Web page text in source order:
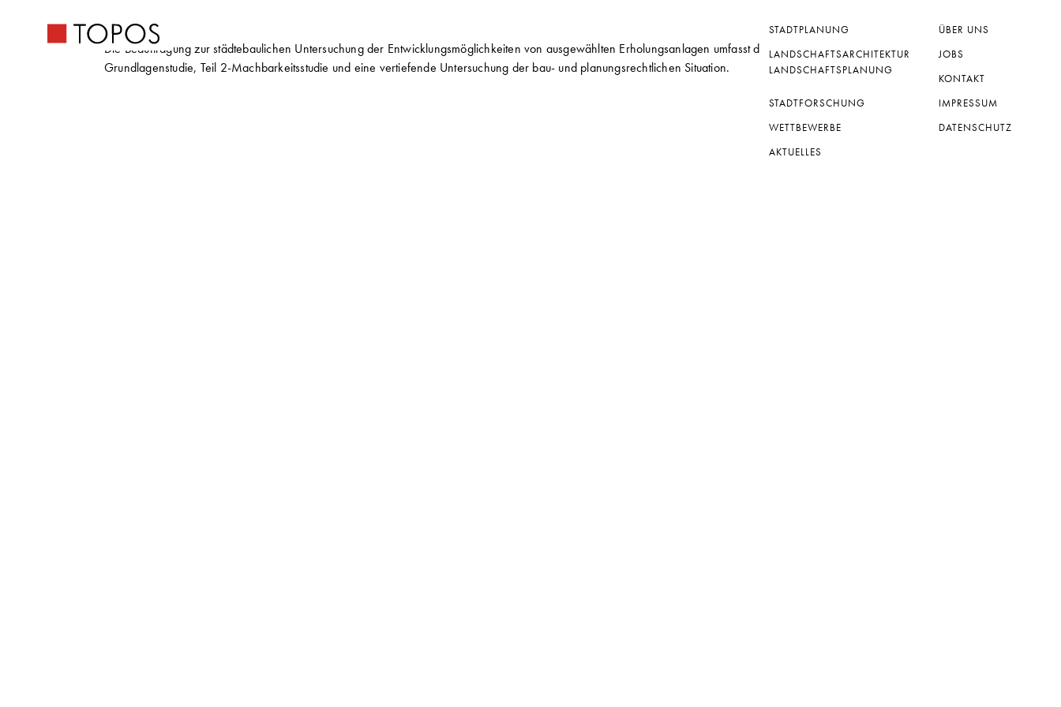
STADTPLANUNG
ÜBER UNS
LANDSCHAFTSARCHITEKTUR
LANDSCHAFTSPLANUNG
JOBS
STADTFORSCHUNG
KONTAKT
WETTBEWERBE
IMPRESSUM
AKTUELLES
DATENSCHUTZ
Die Beauftragung zur städtebaulichen Untersuchung der Entwicklungsmöglichkeiten von ausgewählten Erholungsanlagen umfasst die Projektphasen Teil 1-
Grundlagenstudie, Teil 2-Machbarkeitsstudie und eine vertiefende Untersuchung der bau- und planungsrechtlichen Situation.